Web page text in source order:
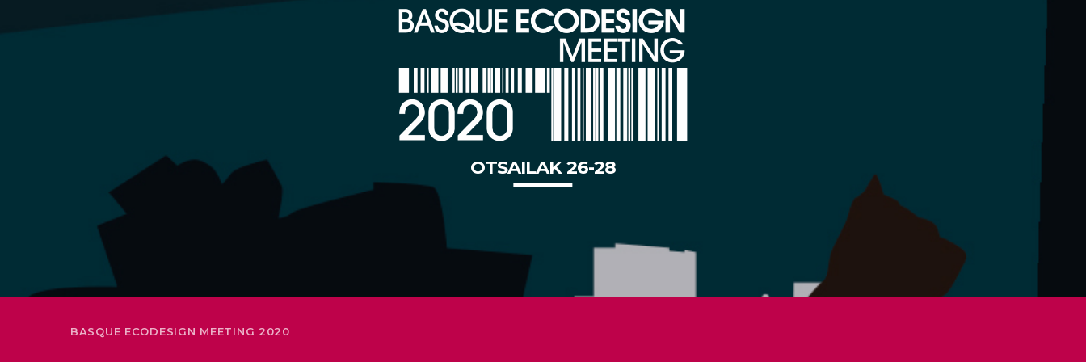
OTSAILAK 26-28
BASQUE ECODESIGN MEETING 2020